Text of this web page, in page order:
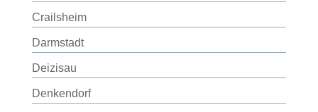
Crailsheim
Darmstadt
Deizisau
Denkendorf